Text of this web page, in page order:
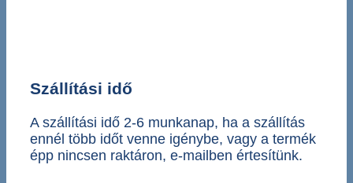
Szállítási idő
A szállítási idő 2-6 munkanap, ha a szállítás
ennél több időt venne igénybe, vagy a termék
épp nincsen raktáron, e-mailben értesítünk.